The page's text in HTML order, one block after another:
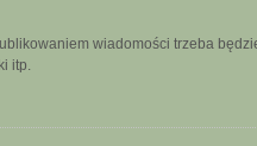
wiadomości trzeba
itp.